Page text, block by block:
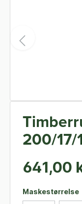
200/17/
641,00
Maskestørrelse